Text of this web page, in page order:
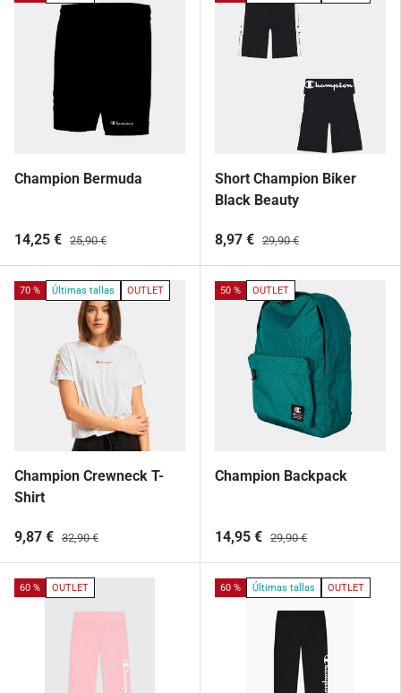
Champion Bermuda
14,25 € 25,90 €
Short Champion Biker
Black Beauty
8,97 € 29,90 €
70 % Últimas tallas OUTLET
Champion Crewneck T-
Shirt
9,87 € 32,90 €
50 % OUTLET
Champion Backpack
14,95 € 29,90 €
60 % OUTLET 60 % Últimas tallas OUTLET